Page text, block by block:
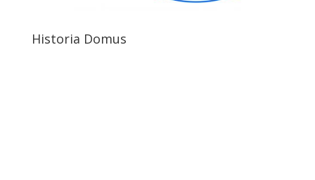
Historia Domus